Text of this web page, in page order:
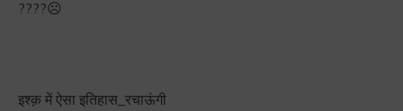
????☹️
इश्क़ में ऐसा इतिहास_रचाऊंगी